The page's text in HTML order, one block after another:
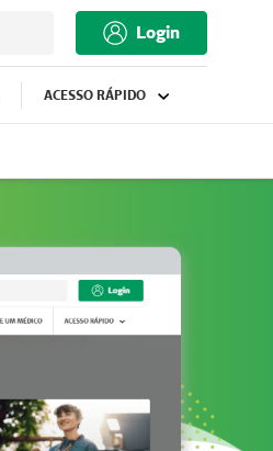
Login
ACESSO RÁPIDO